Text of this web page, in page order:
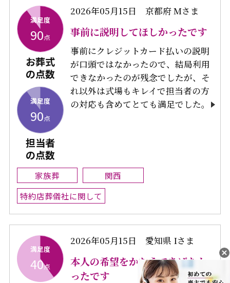
満足度
90点
お葬式
の点数
満足度
90点
担当者
の点数
2026年05月15日 京都府 Mさま
事前に説明してほしかったです
事前にクレジットカード払いの説明
が口頭ではなかったので、結局利用
できなかったのが残念でしたが、そ
れ以外は式場もキレイで担当者の方
の対応も含めてとても満足でした。
家族葬
関西
特約店葬儀社に関して
満足度
40点
2026年05月15日 愛知県 Iさま
本人の希望をかなえてあげたか
ったです